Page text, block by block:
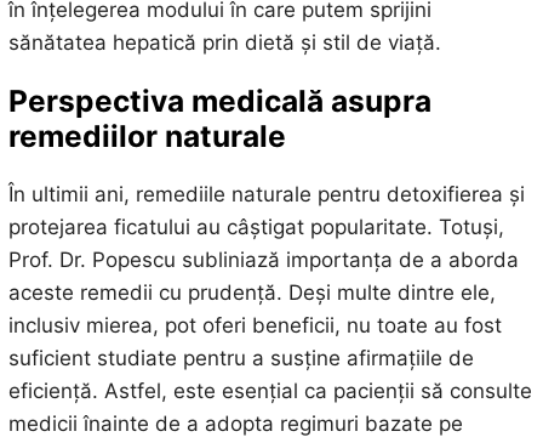
în înțelegerea modului în care putem sprijini
sănătatea hepatică prin dietă și stil de viață.
Perspectiva medicală asupra
remediilor naturale
În ultimii ani, remediile naturale pentru detoxifierea și
protejarea ficatului au câștigat popularitate. Totuși,
Prof. Dr. Popescu subliniază importanța de a aborda
aceste remedii cu prudență. Deși multe dintre ele,
inclusiv mierea, pot oferi beneficii, nu toate au fost
suficient studiate pentru a susține afirmațiile de
eficiență. Astfel, este esențial ca pacienții să consulte
medicii înainte de a adopta regimuri bazate pe